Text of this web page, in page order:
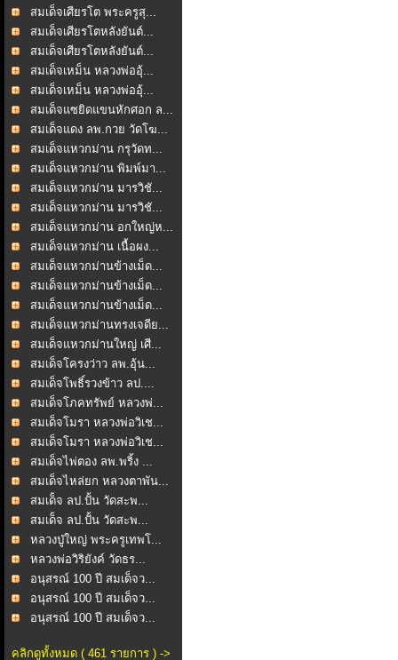
สมเด็จเศียรโต พระครูสุ...
สมเด็จเศียรโตหลังยันต์...
สมเด็จเศียรโตหลังยันต์...
สมเด็จเหม็น หลวงพ่ออุ้...
สมเด็จเหม็น หลวงพ่ออุ้...
สมเด็จแซยิดแขนหักศอก ล...
สมเด็จแดง ลพ.กวย วัดโฆ...
สมเด็จแหวกม่าน กรุวัดท...
สมเด็จแหวกม่าน พิมพ์มา...
สมเด็จแหวกม่าน มารวิชั...
สมเด็จแหวกม่าน มารวิชั...
สมเด็จแหวกม่าน อกใหญ่ห...
สมเด็จแหวกม่าน เนื้อผง...
สมเด็จแหวกม่านข้างเม็ด...
สมเด็จแหวกม่านข้างเม็ด...
สมเด็จแหวกม่านข้างเม็ด...
สมเด็จแหวกม่านทรงเจดีย...
สมเด็จแหวกม่านใหญ่ เศี...
สมเด็จโครงว่าว ลพ.อุ้น...
สมเด็จโพธิ์รวงข้าว ลป....
สมเด็จโภคทรัพย์ หลวงพ่...
สมเด็จโมรา หลวงพ่อวิเช...
สมเด็จโมรา หลวงพ่อวิเช...
สมเด็จไพ่ตอง ลพ.พริ้ง ...
สมเด็จไหล่ยก หลวงตาพัน...
สมเด็ํจ ลป.ปั้น วัดสะพ...
สมเด็ํจ ลป.ปั้น วัดสะพ...
หลวงปู่ใหญ่ พระครูเทพโ...
หลวงพ่อวิริยังค์ วัดธร...
อนุสรณ์ 100 ปี สมเด็จว...
อนุสรณ์ 100 ปี สมเด็จว...
อนุสรณ์ 100 ปี สมเด็จว...
คลิกดูทั้งหมด ( 461 รายการ ) ->